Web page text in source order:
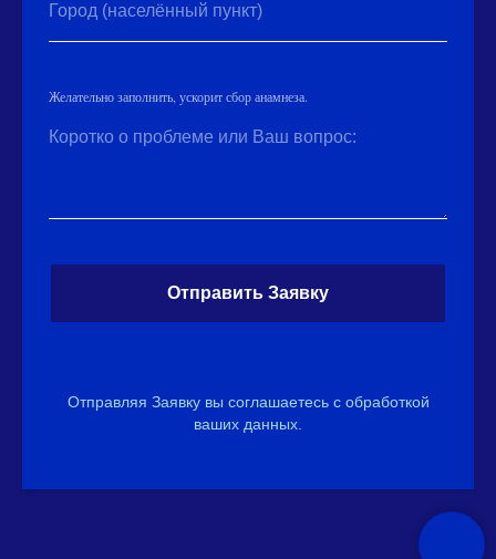
Город (населённый пункт)
Желательно заполнить, ускорит сбор анамнеза.
Коротко о проблеме или Ваш вопрос:
Отправить Заявку
Отправляя Заявку вы соглашаетесь с обработкой
ваших данных.